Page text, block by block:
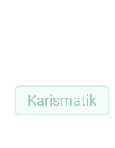
Karismatik